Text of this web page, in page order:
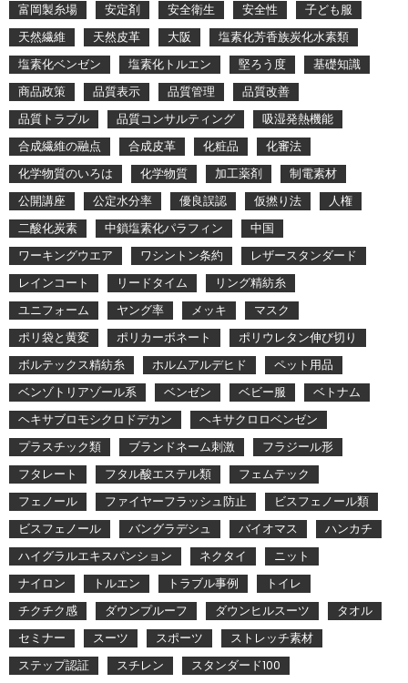
富岡製糸場
安定剤 安全衛生 安全性
子ども服
天然繊維
天然皮革 大阪
塩素化芳香族炭化水素類
塩素化ベンゼン
塩素化トルエン 堅ろう度
基礎知識
商品政策
品質表示 品質管理
品質改善
品質トラブル
品質コンサルティング
吸湿発熱機能
合成繊維の融点
合成皮革 化粧品
化審法
化学物質のいろは
化学物質 加工薬剤
制電素材
公開講座
公定水分率 優良誤認 仮撚り法
人権
二酸化炭素
中鎖塩素化パラフィン
中国
ワーキングウエア
ワシントン条約
レザースタンダード
レインコート
リードタイム
リング精紡糸
ユニフォーム
ヤング率 メッキ
マスク
ポリ袋と黄変
ポリカーボネート
ポリウレタン伸び切り
ボルテックス精紡糸
ホルムアルデヒド
ペット用品
ベンゾトリアゾール系
ベンゼン ベビー服
ベトナム
ヘキサブロモシクロドデカン
ヘキサクロロベンゼン
プラスチック類
ブランドネーム刺激
フラジール形
フタレート
フタル酸エステル類
フェムテック
フェノール
ファイヤーフラッシュ防止
ビスフェノール類
ビスフェノール
バングラデシュ バイオマス
ハンカチ
ハイグラルエキスパンション
ネクタイ
ニット
ナイロン
トルエン トラブル事例
トイレ
チクチク感
ダウンプルーフ ダウンヒルスーツ
タオル
セミナー
スーツ スポーツ
ストレッチ素材
ステップ認証
スチレン
スタンダード100